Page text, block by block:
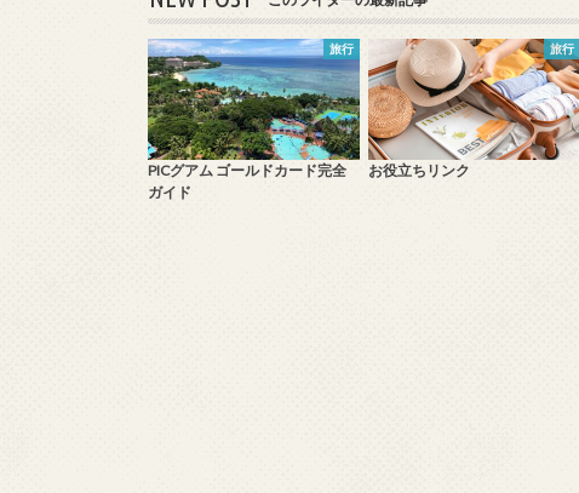
旅行
PICグアム ゴールドカード完全
ガイド
旅行
お役立ちリンク